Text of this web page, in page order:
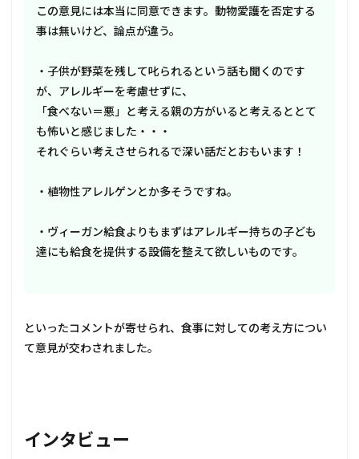
この意見には本当に同意できます。動物愛護を否定する
事は無いけど、論点が違う。
・子供が野菜を残して叱られるという話も聞くのです
が、アレルギーを考慮せずに、
「食べない＝悪」と考える親の方がいると考えるととて
も怖いと感じました・・・
それぐらい考えさせられるで深い話だとおもいます！
・植物性アレルゲンとか多そうですね。
・ヴィーガン給食よりもまずはアレルギー持ちの子ども
達にも給食を提供する設備を整えて欲しいものです。
といったコメントが寄せられ、食事に対しての考え方につい
て意見が交わされました。
インタビュー